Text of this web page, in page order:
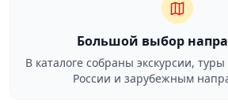
Большой выбор
В каталоге собраны экскурсии,
России и зарубежным